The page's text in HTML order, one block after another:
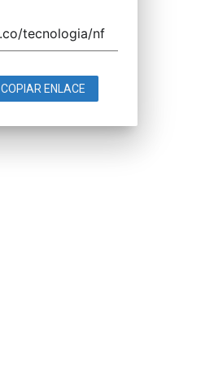
COPIAR ENLACE